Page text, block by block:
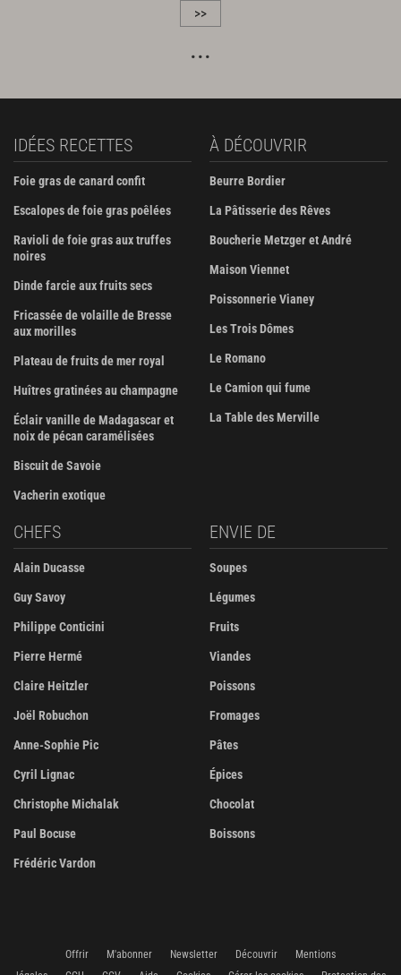
>>
IDÉES RECETTES
Foie gras de canard confit
Escalopes de foie gras poêlées
Ravioli de foie gras aux truffes
noires
Dinde farcie aux fruits secs
Fricassée de volaille de Bresse
aux morilles
Plateau de fruits de mer royal
Huîtres gratinées au champagne
Éclair vanille de Madagascar et
noix de pécan caramélisées
Biscuit de Savoie
Vacherin exotique
À DÉCOUVRIR
Beurre Bordier
La Pâtisserie des Rêves
Boucherie Metzger et André
Maison Viennet
Poissonnerie Vianey
Les Trois Dômes
Le Romano
Le Camion qui fume
La Table des Merville
CHEFS
Alain Ducasse
Guy Savoy
Philippe Conticini
Pierre Hermé
Claire Heitzler
Joël Robuchon
Anne-Sophie Pic
Cyril Lignac
Christophe Michalak
Paul Bocuse
Frédéric Vardon
ENVIE DE
Soupes
Légumes
Fruits
Viandes
Poissons
Fromages
Pâtes
Épices
Chocolat
Boissons
Offrir M'abonner Newsletter Découvrir
Mentions